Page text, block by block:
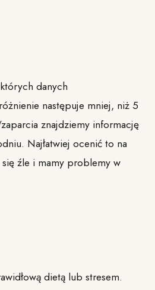
danych
następuje mniej, niż 5
znajdziemy informację
Najłatwiej ocenić to na
źle i mamy problemy w
dietą lub stresem.